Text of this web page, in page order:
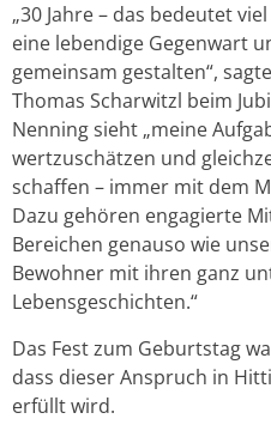
„30 Jahre – das bedeutet
eine lebendige Gegenwart
gemeinsam gestalten“,
Thomas Scharwitzl beim
Nenning sieht „meine
wertzuschätzen und
schaffen – immer mit dem
Dazu gehören engagierte
Bereichen genauso wie
Bewohner mit ihren ganz
Lebensgeschichten.“
Das Fest zum Geburtstag
dass dieser Anspruch in
erfüllt wird.